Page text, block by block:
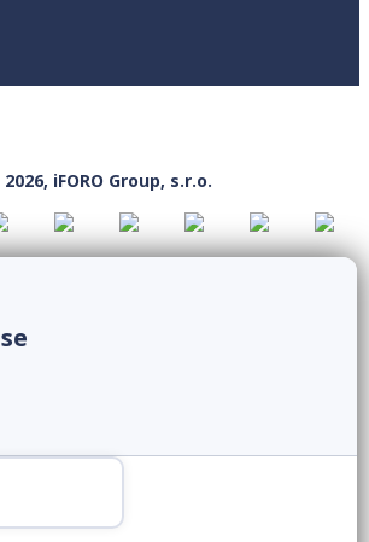
iFORO Group, s.r.o.